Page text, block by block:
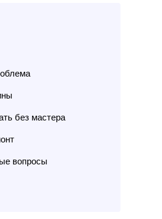
без мастера
вопросы